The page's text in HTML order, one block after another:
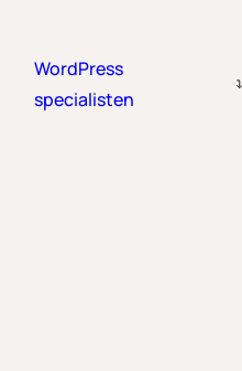
WordPress
specialisten